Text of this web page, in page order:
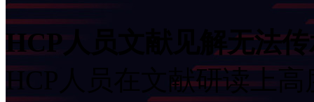
HCP人员文献见解无法
HCP人员在文献研读上高